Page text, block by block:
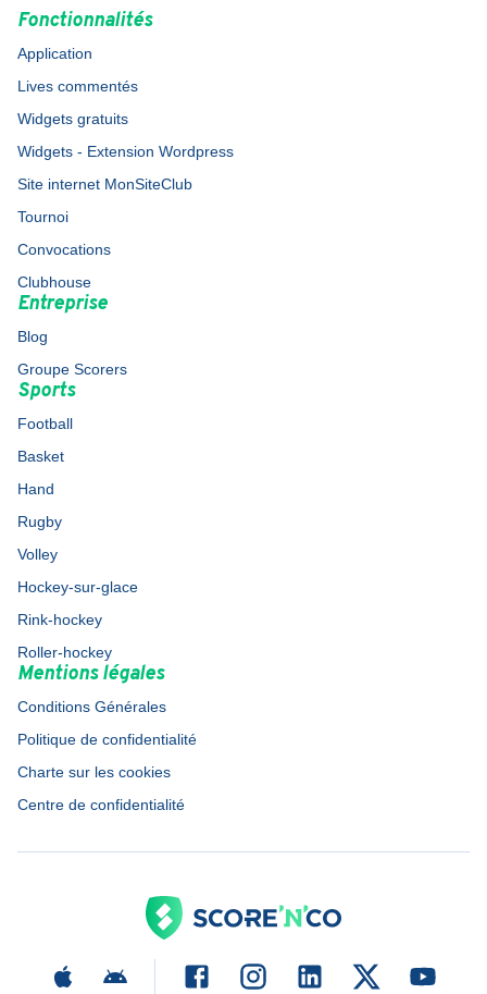
Fonctionnalités
Application
Lives commentés
Widgets gratuits
Widgets - Extension Wordpress
Site internet MonSiteClub
Tournoi
Convocations
Clubhouse
Entreprise
Blog
Groupe Scorers
Sports
Football
Basket
Hand
Rugby
Volley
Hockey-sur-glace
Rink-hockey
Roller-hockey
Mentions légales
Conditions Générales
Politique de confidentialité
Charte sur les cookies
Centre de confidentialité